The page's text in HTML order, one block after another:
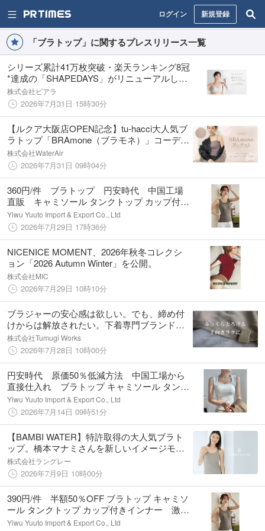
ログイン 新規登録
「ブラトップ」に関するプレスリリース一覧
シリーズ累計41万枚突破・楽天ランキング8冠
*達成の「SHAPEDAYS」がリニューアルした
「24Hスキンブラ」がバラエティショップ・
ドラッグストアなど全国82店舗で8月より店頭
販売開始*
株式会社ピアラ
2026年7月31日 15時30分
【ルクア大阪店OPEN記念】tu-hacci大人気ブ
ラトップ「BRAmone（ブラモネ）」コーディ
ネートコンテスト開催！ グランプリには豪華
景品をプレゼント
株式会社WaterAir
2026年7月31日 09時04分
360円/件 ブラトップ 円安時代 中国工場
直販 キャミソール タンクトップ カップ付き
インナー 激安 オリジナルネームタグ変更
可 一体型ブラトップ 7月30日限定 早割
10％OFF
Yiwu Yuuto Import & Export Co., Ltd
2026年7月29日 17時36分
NICENICE MOMENT、2026年秋冬コレクシ
ョン「2026 Autumn Winter」を公開。
株式会社MIC
2026年7月29日 10時10分
ブラジャーの安心感は欲しい。でも、締め付
けからは解放されたい。下着専門ブランド
Tumugiが辿り着いた「ふっくらとろけるブラ
トップ」誕生
株式会社Tumugi Works
2026年7月28日 10時00分
円安時代 原価50％低減方法 中国工場から
直接仕入れ ブラトップ キャミソール タンク
トップ カップ付きインナー 一体型ブラトッ
プ中国義烏縫製工場 260円/枚 7月16日から
50％OFF 本格展開
Yiwu Yuuto Import & Export Co., Ltd
2026年7月14日 09時51分
【BAMBI WATER】特許取得の大人気ブラト
ップ。橋本マナミさんを新しいイメージモデ
ルに迎え、身体の変化に悩む女性たちへ寄り
添う想いを一緒にお届けします。
株式会社ラングレー
2026年7月9日 10時00分
390円/件 半額50％OFF ブラトップ キャミソ
ール タンクトップ カップ付きインナー 激安
オリジナルネームタグ変更可 一体型ブラト
Yiwu Yuuto Import & Export Co., Ltd